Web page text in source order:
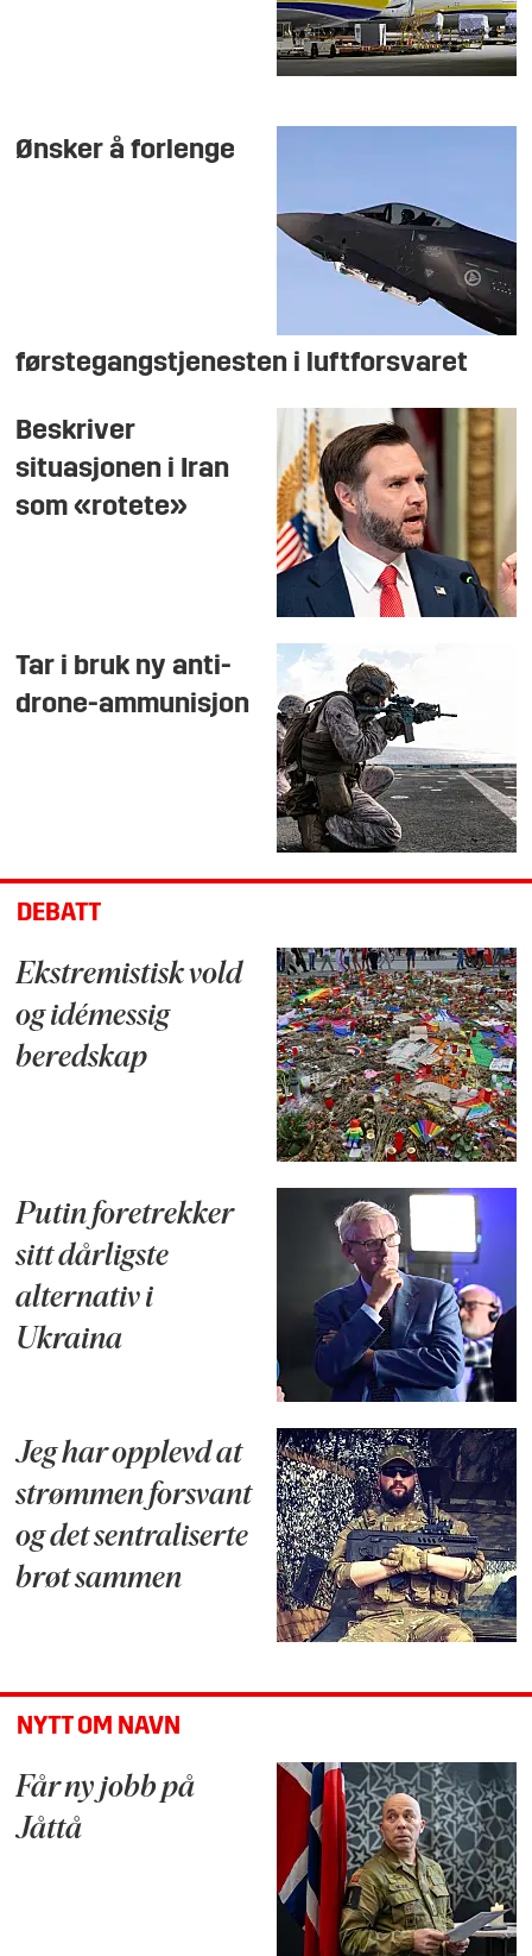
Ønsker å forlenge
førstegangstjenesten i luftforsvaret
Beskriver
situasjonen i Iran
som «rotete»
Tar i bruk ny anti-
drone-ammunisjon
DEBATT
Ekstremistisk vold
og idémessig
beredskap
Putin foretrekker
sitt dårligste
alternativ i
Ukraina
Jeg har opplevd at
strømmen forsvant
og det sentraliserte
brøt sammen
NYTT OM NAVN
Får ny jobb på
Jåttå